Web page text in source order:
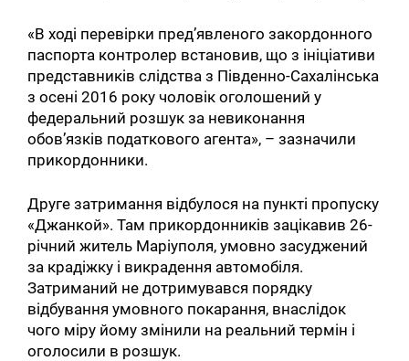
«В ході перевірки пред’явленого закордонного
паспорта контролер встановив, що з ініціативи
представників слідства з Південно-Сахалінська
з осені 2016 року чоловік оголошений у
федеральний розшук за невиконання
обов’язків податкового агента», – зазначили
прикордонники.
Друге затримання відбулося на пункті пропуску
«Джанкой». Там прикордонників зацікавив 26-
річний житель Маріуполя, умовно засуджений
за крадіжку і викрадення автомобіля.
Затриманий не дотримувався порядку
відбування умовного покарання, внаслідок
чого міру йому змінили на реальний термін і
оголосили в розшук.